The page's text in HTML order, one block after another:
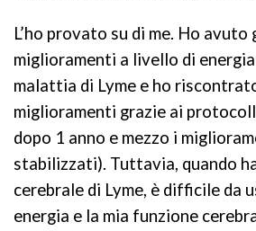
L’ho provato su di me. Ho avuto
miglioramenti a livello di
malattia di Lyme e ho
miglioramenti grazie ai
dopo 1 anno e mezzo i
stabilizzati). Tuttavia, quando
cerebrale di Lyme, è difficile da
energia e la mia funzione